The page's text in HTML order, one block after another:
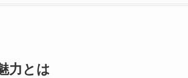
力とは